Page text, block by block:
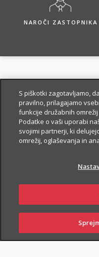
NAROČI ZASTOPNIKA
O
OSNOVNO ŽIVLJENJSKO
V okviru Fleksa za starejše
S piškotki zagotavljamo,
pravilno, prilagajamo
funkcije družabnih
Podatke o vaši uporabi
svojimi partnerji, ki
omrežij, oglaševanja in